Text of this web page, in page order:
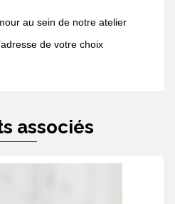
au sein de notre atelier
de votre choix
associés